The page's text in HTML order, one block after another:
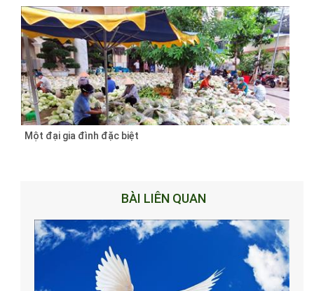
Một đại gia đình đặc biệt
BÀI LIÊN QUAN